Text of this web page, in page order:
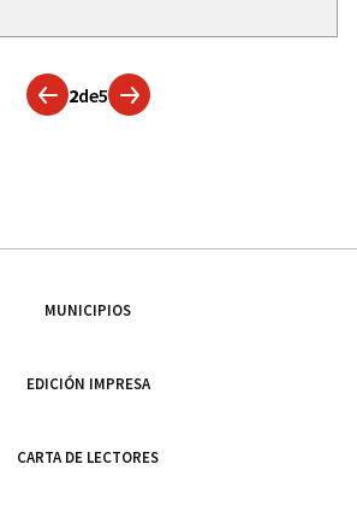
2de5
MUNICIPIOS
EDICIÓN IMPRESA
CARTA DE LECTORES